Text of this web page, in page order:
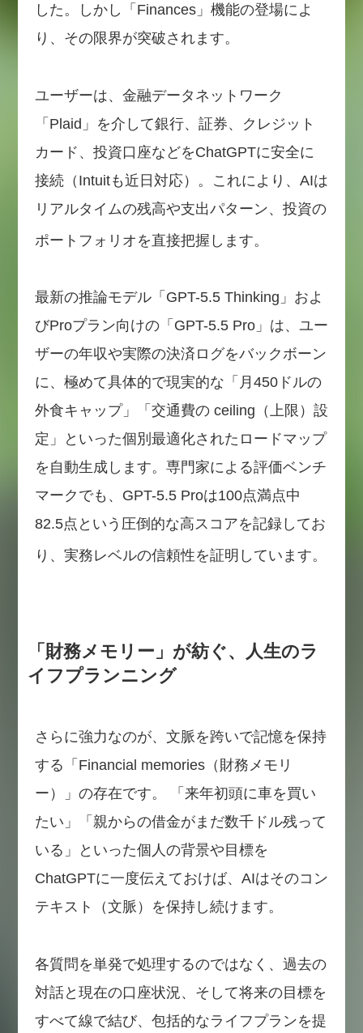
した。しかし「Finances」機能の登場によ
り、その限界が突破されます。
ユーザーは、金融データネットワーク
「Plaid」を介して銀行、証券、クレジット
カード、投資口座などをChatGPTに安全に
接続（Intuitも近日対応）。これにより、AIは
リアルタイムの残高や支出パターン、投資の
ポートフォリオを直接把握します。
最新の推論モデル「GPT-5.5 Thinking」およ
びProプラン向けの「GPT-5.5 Pro」は、ユー
ザーの年収や実際の決済ログをバックボーン
に、極めて具体的で現実的な「月450ドルの
外食キャップ」「交通費の ceiling（上限）設
定」といった個別最適化されたロードマップ
を自動生成します。専門家による評価ベンチ
マークでも、GPT-5.5 Proは100点満点中
82.5点という圧倒的な高スコアを記録してお
り、実務レベルの信頼性を証明しています。
「財務メモリー」が紡ぐ、人生のラ
イフプランニング
さらに強力なのが、文脈を跨いで記憶を保持
する「Financial memories（財務メモリ
ー）」の存在です。 「来年初頭に車を買い
たい」「親からの借金がまだ数千ドル残って
いる」といった個人の背景や目標を
ChatGPTに一度伝えておけば、AIはそのコン
テキスト（文脈）を保持し続けます。
各質問を単発で処理するのではなく、過去の
対話と現在の口座状況、そして将来の目標を
すべて線で結び、包括的なライフプランを提